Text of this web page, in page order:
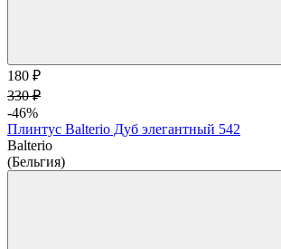
180 ₽
330 ₽
-46%
Плинтус Balterio Дуб элегантный 542
Balterio
(Бельгия)